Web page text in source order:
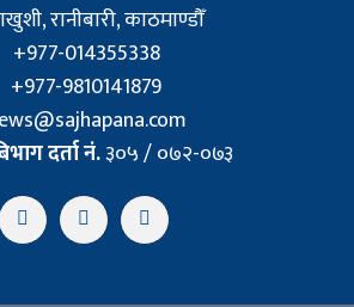
रानीबारी, काठमाण्डौँ
+977-014355338
+977-9810141879
दर्ता नं.३०५ / ०७२-०७३